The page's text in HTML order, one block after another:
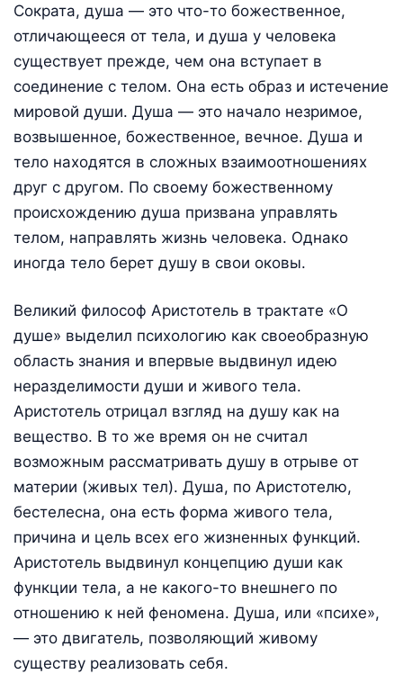
Сократа, душа — это что-то божественное,
отличающееся от тела, и душа у человека
существует прежде, чем она вступает в
соединение с телом. Она есть образ и истечение
мировой души. Душа — это начало незримое,
возвышенное, божественное, вечное. Душа и
тело находятся в сложных взаимоотношениях
друг с другом. По своему божественному
происхождению душа призвана управлять
телом, направлять жизнь человека. Однако
иногда тело берет душу в свои оковы.
Великий философ Аристотель в трактате «О
душе» выделил психологию как своеобразную
область знания и впервые выдвинул идею
неразделимости души и живого тела.
Аристотель отрицал взгляд на душу как на
вещество. В то же время он не считал
возможным рассматривать душу в отрыве от
материи (живых тел). Душа, по Аристотелю,
бестелесна, она есть форма живого тела,
причина и цель всех его жизненных функций.
Аристотель выдвинул концепцию души как
функции тела, а не какого-то внешнего по
отношению к ней феномена. Душа, или «психе»,
— это двигатель, позволяющий живому
существу реализовать себя.